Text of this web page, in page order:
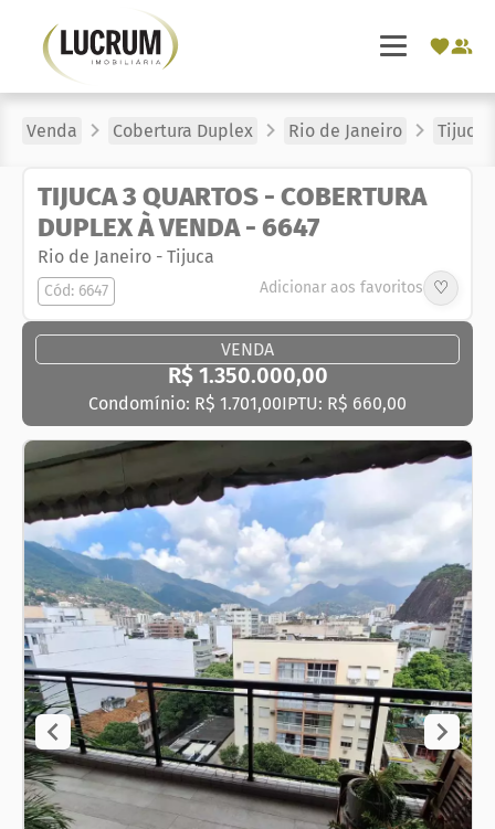
Venda Cobertura Duplex Rio de Janeiro Tijuca
TIJUCA 3 QUARTOS - COBERTURA
DUPLEX À VENDA - 6647
Rio de Janeiro- Tijuca
Adicionar aos favoritos ♡
Cód: 6647
VENDA
R$ 1.350.000,00
Condomínio: R$ 1.701,00IPTU: R$ 660,00